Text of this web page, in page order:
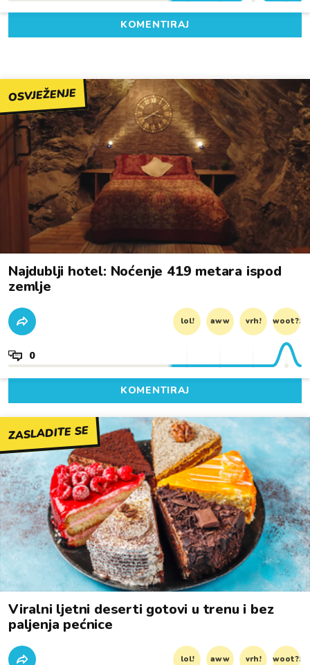
KOMENTIRAJ
OSVJEŽENJE
Najdublji hotel: Noćenje 419 metara ispod
zemlje
lol! aww vrh! woot?!
0
KOMENTIRAJ
ZASLADITE SE
Viralni ljetni deserti gotovi u trenu i bez
paljenja pećnice
lol! aww vrh! woot?!